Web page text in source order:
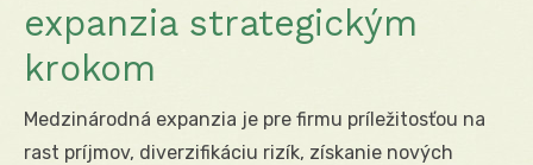
expanzia strategickým
krokom
Medzinárodná expanzia je pre firmu príležitosťou na
rast príjmov, diverzifikáciu rizík, získanie nových